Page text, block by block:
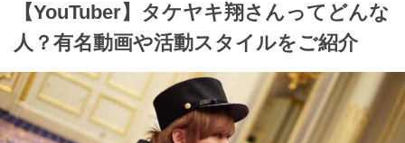
【YouTuber】タケヤキ翔さんってどんな
⼈？有名動画や活動スタイルをご紹介